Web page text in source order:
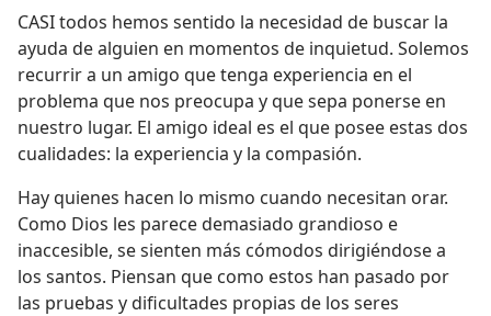
CASI todos hemos sentido la necesidad de buscar la
ayuda de alguien en momentos de inquietud. Solemos
recurrir a un amigo que tenga experiencia en el
problema que nos preocupa y que sepa ponerse en
nuestro lugar. El amigo ideal es el que posee estas dos
cualidades: la experiencia y la compasión.
Hay quienes hacen lo mismo cuando necesitan orar.
Como Dios les parece demasiado grandioso e
inaccesible, se sienten más cómodos dirigiéndose a
los santos. Piensan que como estos han pasado por
las pruebas y dificultades propias de los seres